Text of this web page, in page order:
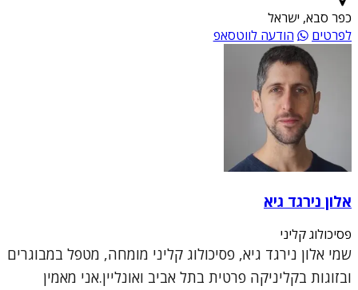
כפר סבא, ישראל
לפרטים
הודעה לווטסאפ
אלון נירגד גיא
פסיכולוג קליני
שמי אלון נירגד גיא, פסיכולוג קליני מומחה, מטפל במבוגרים
ובזוגות בקליניקה פרטית בתל אביב ואונליין.אני מאמין